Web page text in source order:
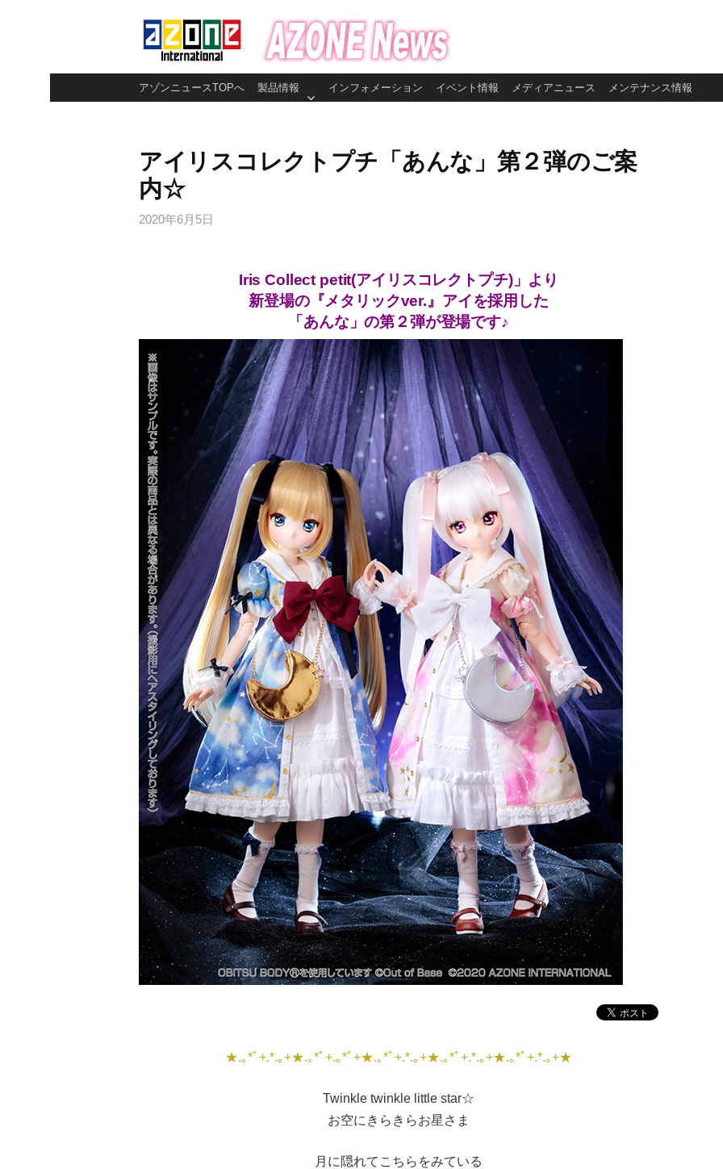
ン
アゾンニュースTOPへ 製品情報 インフォメーション イベント情報 メディアニュース メンテナンス情報
アイリスコレクトプチ「あんな」第２弾のご案
内☆
2020年6月5日
Iris Collect petit(アイリスコレクトプチ)」より
新登場の『メタリックver.』アイを採用した
「あんな」の第２弾が登場です♪
★.｡*ﾟ+.*.｡+★.｡*ﾟ+.｡*ﾟ+★.｡*ﾟ+.*.｡+★.｡*ﾟ+.*.｡+★.｡*ﾟ+.*.｡+★
Twinkle twinkle little star☆
お空にきらきらお星さま
月に隠れてこちらをみている